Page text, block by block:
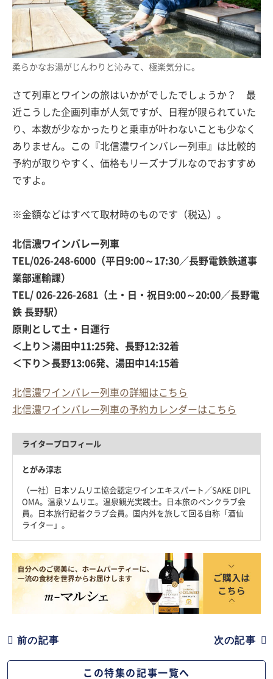
柔らかなお湯がじんわりと沁みて、極楽気分に。
さて列車とワインの旅はいかがでしたでしょうか？ 最
近こうした企画列車が人気ですが、日程が限られていた
り、本数が少なかったりと乗車が叶わないことも少なく
ありません。この『北信濃ワインバレー列車』は比較的
予約が取りやすく、価格もリーズナブルなのでおすすめ
ですよ。
※金額などはすべて取材時のものです（税込）。
北信濃ワインバレー列車
TEL/026-248-6000（平日9:00～17:30／長野電鉄鉄道事
業部運輸課）
TEL/ 026-226-2681（土・日・祝日9:00～20:00／長野電
鉄 長野駅）
原則として土・日運行
＜上り＞湯田中11:25発、長野12:32着
＜下り＞長野13:06発、湯田中14:15着
北信濃ワインバレー列車の詳細はこちら
北信濃ワインバレー列車の予約カレンダーはこちら
ライタープロフィール
とがみ淳志
（一社）日本ソムリエ協会認定ワインエキスパート／SAKE DIPL
OMA。温泉ソムリエ。温泉観光実践士。日本旅のペンクラブ会
員。日本旅行記者クラブ会員。国内外を旅して回る自称「酒仙
ライター」。
前の記事 次の記事
この特集の記事一覧へ